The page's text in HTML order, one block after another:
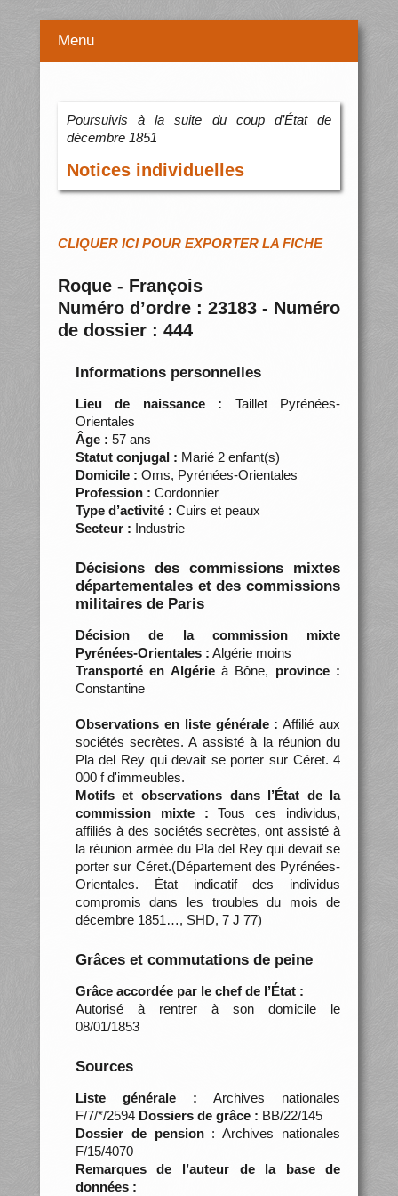
Menu
Poursuivis à la suite du coup d’État de
décembre 1851
Notices individuelles
CLIQUER ICI POUR EXPORTER LA FICHE
Roque - François
Numéro d’ordre : 23183 - Numéro
de dossier : 444
Informations personnelles
Lieu de naissance : Taillet Pyrénées-
Orientales
Âge : 57 ans
Statut conjugal : Marié 2 enfant(s)
Domicile : Oms, Pyrénées-Orientales
Profession : Cordonnier
Type d’activité : Cuirs et peaux
Secteur : Industrie
Décisions des commissions mixtes
départementales et des commissions
militaires de Paris
Décision de la commission mixte
Pyrénées-Orientales : Algérie moins
Transporté en Algérieà Bône, province :
Constantine
Observations en liste générale : Affilié aux
sociétés secrètes. A assisté à la réunion du
Pla del Rey qui devait se porter sur Céret. 4
000 f d'immeubles.
Motifs et observations dans l’État de la
commission mixte : Tous ces individus,
affiliés à des sociétés secrètes, ont assisté à
la réunion armée du Pla del Rey qui devait se
porter sur Céret.(Département des Pyrénées-
Orientales. État indicatif des individus
compromis dans les troubles du mois de
décembre 1851…, SHD, 7 J 77)
Grâces et commutations de peine
Grâce accordée par le chef de l’État :
Autorisé à rentrer à son domicile le
08/01/1853
Sources
Liste générale : Archives nationales
F/7/*/2594 Dossiers de grâce : BB/22/145
Dossier de pension: Archives nationales
F/15/4070
Remarques de l’auteur de la base de
données :